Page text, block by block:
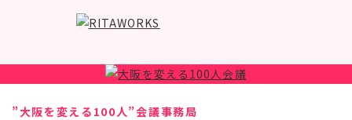
”大阪を変える100人”会議事務局